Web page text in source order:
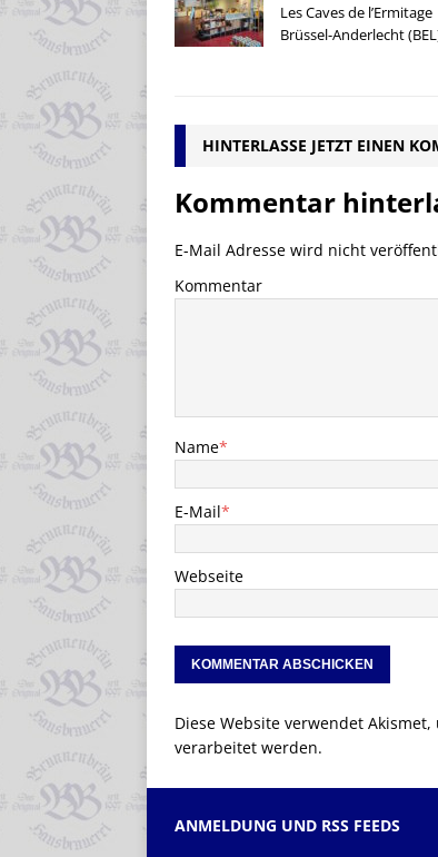
Les Caves de l’Ermitage
Brüssel-Anderlecht
HINTERLASSE JETZT EINEN
Kommentar
E-Mail Adresse wird nicht
Kommentar
Name*
E-Mail*
Webseite
Diese Website verwendet
verarbeitet werden.
ANMELDUNG UND RSS FEEDS